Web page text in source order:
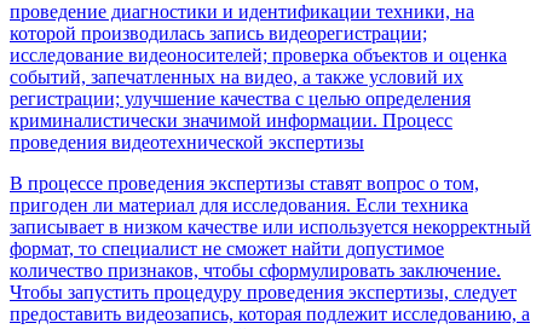
проведение диагностики и идентификации техники, на
которой производилась запись видеорегистрации;
исследование видеоносителей; проверка объектов и оценка
событий, запечатленных на видео, а также условий их
регистрации; улучшение качества с целью определения
криминалистически значимой информации. Процесс
проведения видеотехнической экспертизы
В процессе проведения экспертизы ставят вопрос о том,
пригоден ли материал для исследования. Если техника
записывает в низком качестве или используется некорректный
формат, то специалист не сможет найти допустимое
количество признаков, чтобы сформулировать заключение.
Чтобы запустить процедуру проведения экспертизы, следует
предоставить видеозапись, которая подлежит исследованию, а